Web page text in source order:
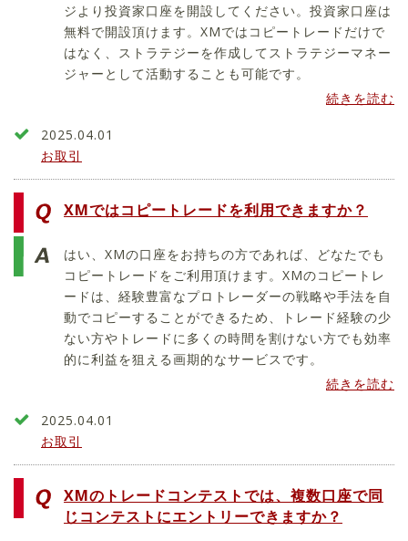
ジより投資家口座を開設してください。投資家口座は
無料で開設頂けます。XMではコピートレードだけで
はなく、ストラテジーを作成してストラテジーマネー
ジャーとして活動することも可能です。
続きを読む
2025.04.01
お取引
XMではコピートレードを利用できますか？
はい、XMの口座をお持ちの方であれば、どなたでも
コピートレードをご利用頂けます。XMのコピートレ
ードは、経験豊富なプロトレーダーの戦略や手法を自
動でコピーすることができるため、トレード経験の少
ない方やトレードに多くの時間を割けない方でも効率
的に利益を狙える画期的なサービスです。
続きを読む
2025.04.01
お取引
XMのトレードコンテストでは、複数口座で同
じコンテストにエントリーできますか？